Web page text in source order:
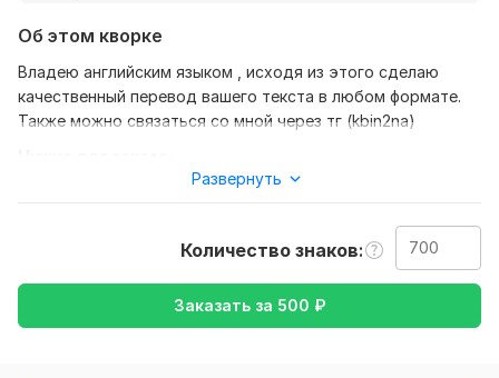
Об этом кворке
Владею английским языком , исходя из этого сделаю
качественный перевод вашего текста в любом формате.
Также можно связаться со мной через тг (kbin2na)
Ожидаю от вас текст, желательно в формате документа,
Культура и
искусство,
Медицина и здоровье,Спорт
Развернуть
Количество знаков
Заказать за 500 ₽